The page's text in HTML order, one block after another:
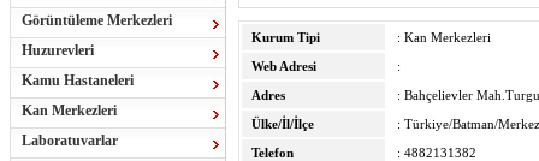
Görüntüleme Merkezleri
Huzurevleri
Kamu Hastaneleri
Kan Merkezleri
Laboratuvarlar
Kurum Tipi
: Kan Merkezleri
Web Adresi
:
Adres
: Bahçelievler
Ülke/İl/İlçe
: Türkiye/Batman/
Telefon
: 4882131382